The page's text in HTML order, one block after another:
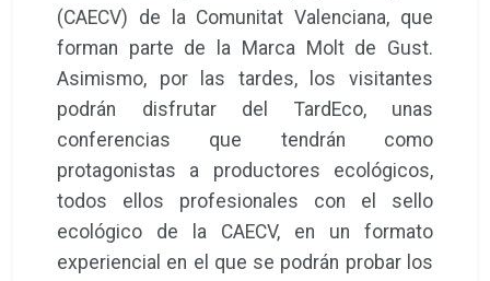
(CAECV) de la Comunitat Valenciana, que
forman parte de la Marca Molt de Gust.
Asimismo, por las tardes, los visitantes
podrán disfrutar del TardEco, unas
conferencias que tendrán como
protagonistas a productores ecológicos,
todos ellos profesionales con el sello
ecológico de la CAECV, en un formato
experiencial en el que se podrán probar los